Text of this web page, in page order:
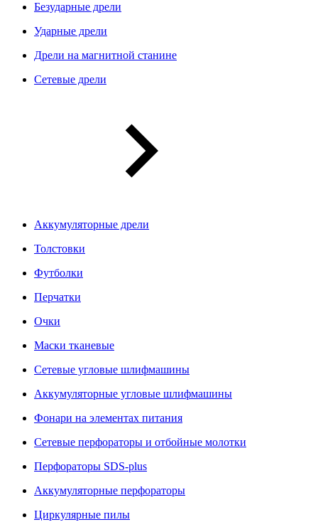
Безударные дрели
Ударные дрели
Дрели на магнитной станине
Сетевые дрели
Аккумуляторные дрели
Толстовки
Футболки
Перчатки
Очки
Маски тканевые
Сетевые угловые шлифмашины
Аккумуляторные угловые шлифмашины
Фонари на элементах питания
Сетевые перфораторы и отбойные молотки
Перфораторы SDS-plus
Аккумуляторные перфораторы
Циркулярные пилы